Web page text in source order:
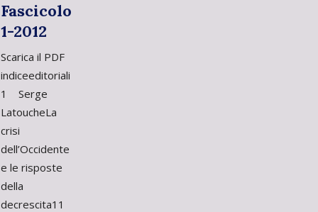
Fascicolo
1-2012
Scarica il PDF
indiceeditoriali
1 Serge
LatoucheLa
crisi
dell’Occidente
e le risposte
della
decrescita11